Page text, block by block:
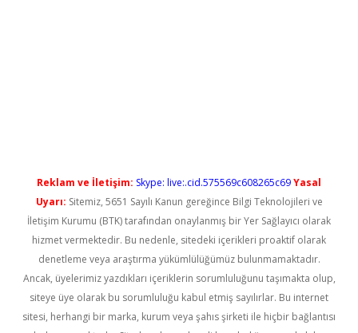
Reklam ve İletişim: Skype: live:.cid.575569c608265c69Yasal
Uyarı: Sitemiz, 5651 Sayılı Kanun gereğince Bilgi Teknolojileri ve
İletişim Kurumu (BTK) tarafından onaylanmış bir Yer Sağlayıcı olarak
hizmet vermektedir. Bu nedenle, sitedeki içerikleri proaktif olarak
denetleme veya araştırma yükümlülüğümüz bulunmamaktadır.
Ancak, üyelerimiz yazdıkları içeriklerin sorumluluğunu taşımakta olup,
siteye üye olarak bu sorumluluğu kabul etmiş sayılırlar. Bu internet
sitesi, herhangi bir marka, kurum veya şahıs şirketi ile hiçbir bağlantısı